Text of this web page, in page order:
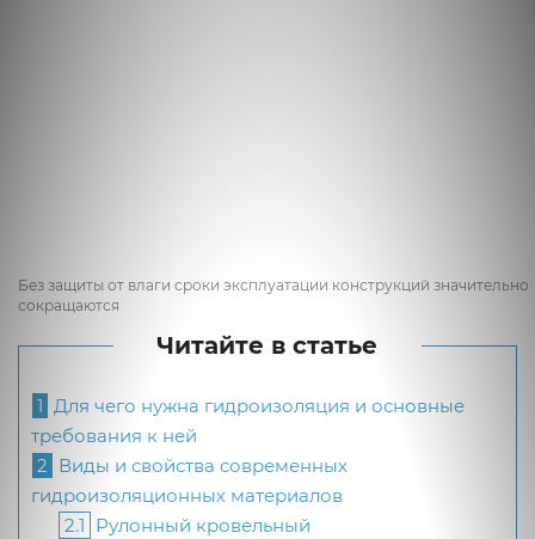
Без защиты от влаги сроки эксплуатации конструкций значительно
сокращаются
Читайте в статье
1 Для чего нужна гидроизоляция и основные
требования к ней
2 Виды и свойства современных
гидроизоляционных материалов
2.1 Рулонный кровельный